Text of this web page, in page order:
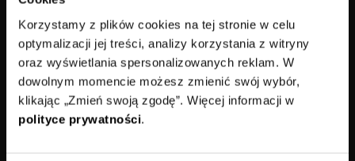
Korzystamy z plików cookies na tej stronie w celu
optymalizacji jej treści, analizy korzystania z witryny
oraz wyświetlania spersonalizowanych reklam. W
dowolnym momencie możesz zmienić swój wybór,
klikając „Zmień swoją zgodę”. Więcej informacji w
polityce prywatności.
80-387 Gdańsk
kontakt@aplitt.pl
+48 58 782 82 82
VII Wydział Gospodarczy Sądu Rejonowego
Gdańsk-Północ
KRS: 0000692419